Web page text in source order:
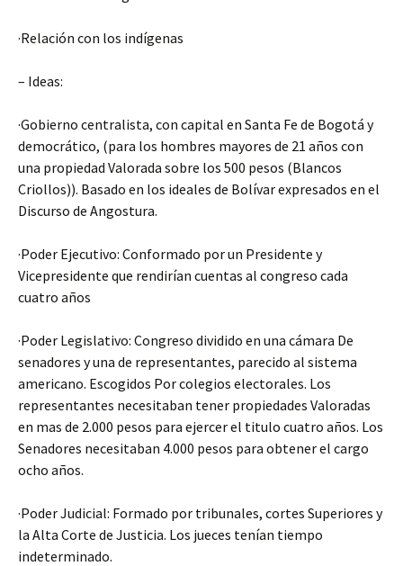
·Relación con los indígenas
– Ideas:
·Gobierno centralista, con capital en Santa Fe de Bogotá y
democrático, (para los hombres mayores de 21 años con
una propiedad Valorada sobre los 500 pesos (Blancos
Criollos)). Basado en los ideales de Bolívar expresados en el
Discurso de Angostura.
·Poder Ejecutivo: Conformado por un Presidente y
Vicepresidente que rendirían cuentas al congreso cada
cuatro años
·Poder Legislativo: Congreso dividido en una cámara De
senadores y una de representantes, parecido al sistema
americano. Escogidos Por colegios electorales. Los
representantes necesitaban tener propiedades Valoradas
en mas de 2.000 pesos para ejercer el titulo cuatro años. Los
Senadores necesitaban 4.000 pesos para obtener el cargo
ocho años.
·Poder Judicial: Formado por tribunales, cortes Superiores y
la Alta Corte de Justicia. Los jueces tenían tiempo
indeterminado.